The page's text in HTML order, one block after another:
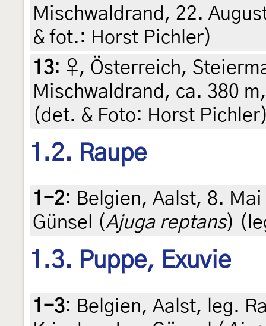
Mischwaldrand, 22.
& fot.: Horst Pichler)
13: ♀, Österreich,
Mischwaldrand, ca. 380
(det. & Foto: Horst
1.2. Raupe
1-2: Belgien, Aalst, 8.
Günsel (Ajuga reptans)
1.3. Puppe, Exuvie
1-3: Belgien, Aalst, leg.